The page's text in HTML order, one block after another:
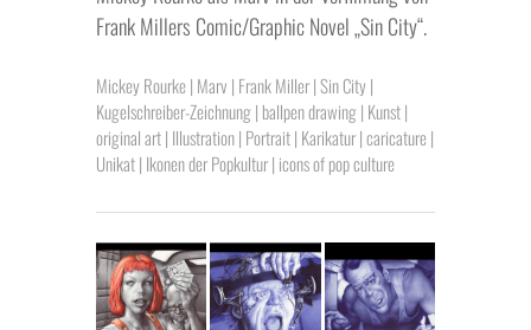
Frank Millers Comic/Graphic Novel „Sin City“.
Mickey Rourke | Marv | Frank Miller | Sin City |
Kugelschreiber-Zeichnung | ballpen drawing | Kunst |
original art | Illustration | Portrait | Karikatur | caricature |
Unikat | Ikonen der Popkultur | icons of pop culture